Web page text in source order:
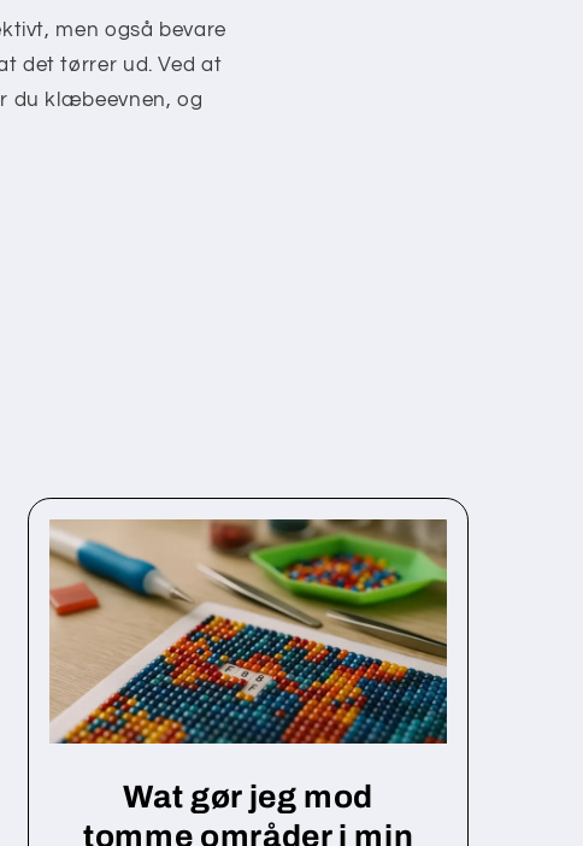
men også bevare
det tørrer ud. Ved at
du klæbeevnen, og
Wat gør jeg mod
tomme områder i min